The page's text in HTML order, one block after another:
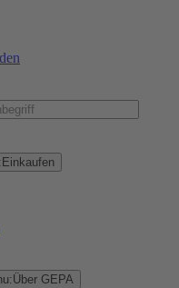
Einkaufen
Über GEPA